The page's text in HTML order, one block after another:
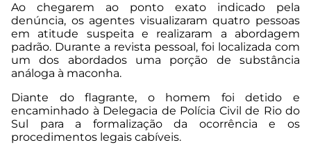
Ao chegarem ao ponto exato indicado pela
denúncia, os agentes visualizaram quatro pessoas
em atitude suspeita e realizaram a abordagem
padrão. Durante a revista pessoal, foi localizada com
um dos abordados uma porção de substância
análoga à maconha.
Diante do flagrante, o homem foi detido e
encaminhado à Delegacia de Polícia Civil de Rio do
Sul para a formalização da ocorrência e os
procedimentos legais cabíveis.